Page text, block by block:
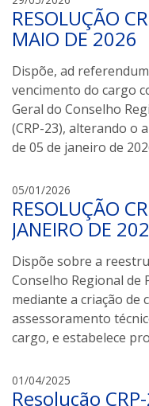
a
i
s
a
m
a
a
l
RESOLUÇÃO
MAIO DE 2026
Dispõe, ad
vencimento do cargo
Geral do Conselho
(CRP-23), alterando o
de 05 de janeiro de
05/01/2026
a
i
s
a
m
a
a
l
RESOLUÇÃO
JANEIRO DE
Dispõe sobre a
Conselho Regional de
mediante a criação de
assessoramento
cargo, e estabelece
01/04/2025
r
Resolução